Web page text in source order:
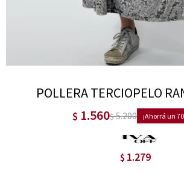
POLLERA TERCIOPELO
$ 1.560$5.200 70
$ 1.279